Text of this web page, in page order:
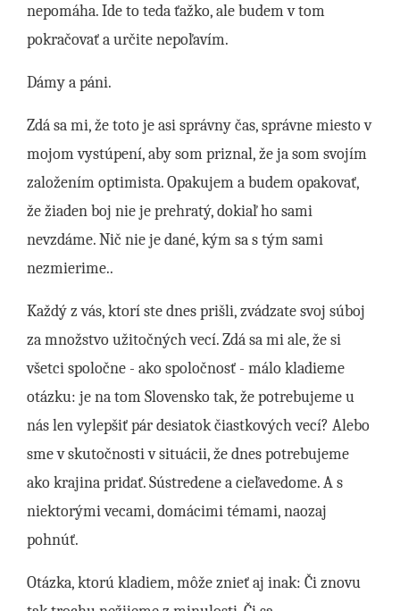
nepomáha. Ide to teda ťažko, ale budem v tom
pokračovať a určite nepoľavím.
Dámy a páni.
Zdá sa mi, že toto je asi správny čas, správne miesto v
mojom vystúpení, aby som priznal, že ja som svojím
založením optimista. Opakujem a budem opakovať,
že žiaden boj nie je prehratý, dokiaľ ho sami
nevzdáme. Nič nie je dané, kým sa s tým sami
nezmierime..
Každý z vás, ktorí ste dnes prišli, zvádzate svoj súboj
za množstvo užitočných vecí. Zdá sa mi ale, že si
všetci spoločne - ako spoločnosť - málo kladieme
otázku: je na tom Slovensko tak, že potrebujeme u
nás len vylepšiť pár desiatok čiastkových vecí? Alebo
sme v skutočnosti v situácii, že dnes potrebujeme
ako krajina pridať. Sústredene a cieľavedome. A s
niektorými vecami, domácimi témami, naozaj
pohnúť.
Otázka, ktorú kladiem, môže znieť aj inak: Či znovu